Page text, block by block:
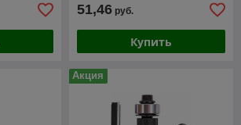
51,46 руб.
Купить
Акция